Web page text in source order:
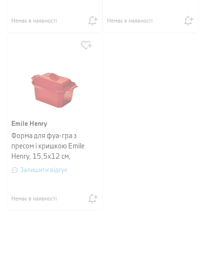
Немає в наявності Немає в наявності
Emile Henry
Форма для фуа-гра з
пресом і кришкою Emile
Henry, 15,5х12 см,
червоний
Залишити відгук
Немає в наявності